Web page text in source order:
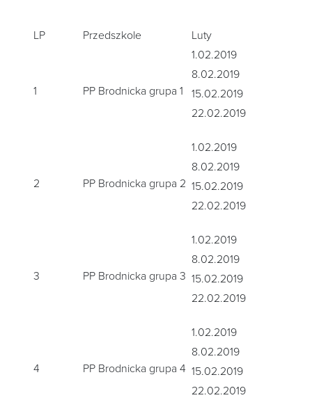
LP Przedszkole Luty
1 PP Brodnicka grupa 1
1.02.2019
8.02.2019
15.02.2019
22.02.2019
2 PP Brodnicka grupa 2
1.02.2019
8.02.2019
15.02.2019
22.02.2019
3 PP Brodnicka grupa 3
1.02.2019
8.02.2019
15.02.2019
22.02.2019
4 PP Brodnicka grupa 4
1.02.2019
8.02.2019
15.02.2019
22.02.2019